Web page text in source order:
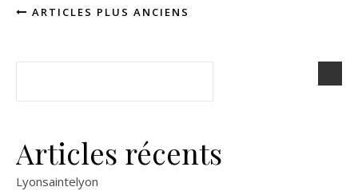
ARTICLES PLUS ANCIENS
Articles récents
Lyonsaintelyon